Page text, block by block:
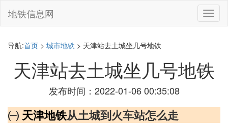
切
换
地铁信息网
导航:首页 > 城市地铁 > 天津站去土城坐几号地铁
天津站去土城坐几号地铁
发布时间：2022-01-06 00:35:08
㈠ 天津地铁从土城到火车站怎么走